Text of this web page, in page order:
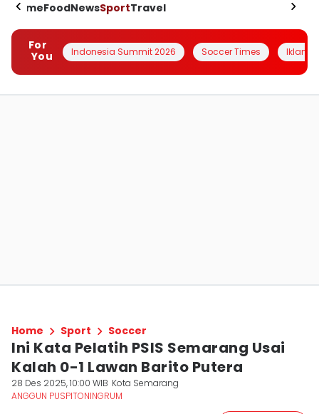
HomeFoodNewsSportTravel
For
You
Indonesia Summit 2026 Soccer Times Iklanin
Home Sport Soccer
Ini Kata Pelatih PSIS Semarang Usai
Kalah 0-1 Lawan Barito Putera
28 Des 2025, 10:00 WIB Kota Semarang
ANGGUN PUSPITONINGRUM